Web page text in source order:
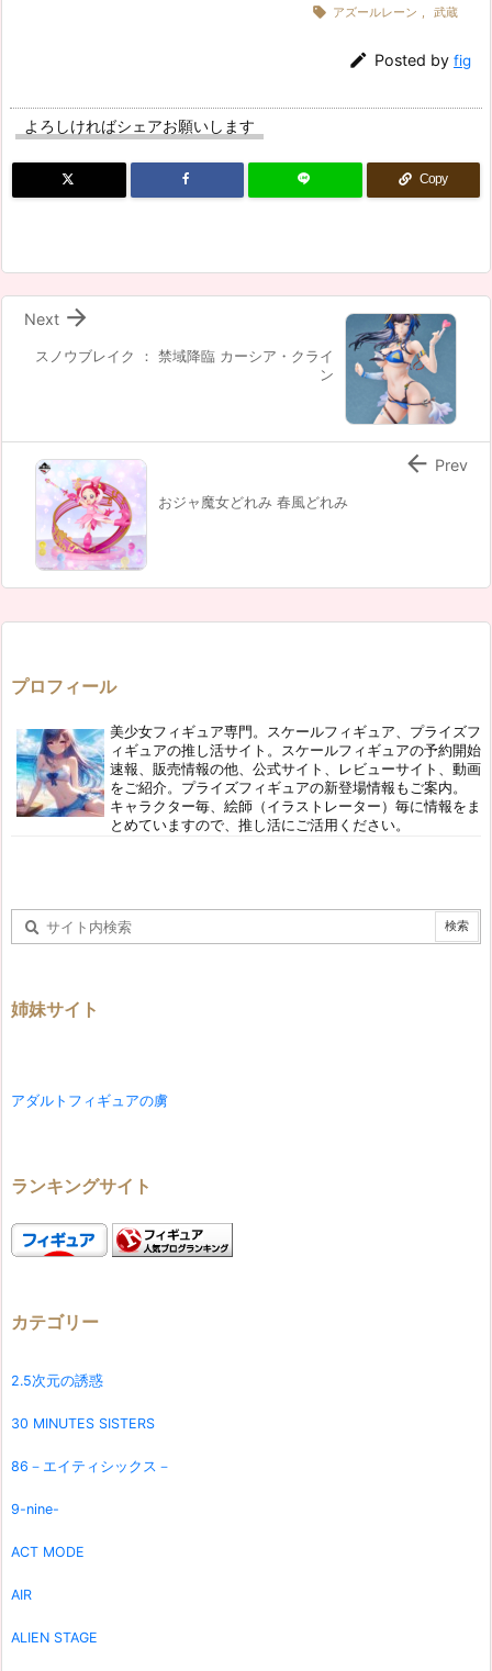
 アズールレーン , 武蔵
 Posted by fig
よろしければシェアお願いします
Copy
スノウブレイク ： 禁域降臨 カーシア・クライ
ン

Next
おジャ魔女どれみ 春風どれみ
 Prev
プロフィール
美少女フィギュア専門。スケールフィギュア、プライズフ
ィギュアの推し活サイト。スケールフィギュアの予約開始
速報、販売情報の他、公式サイト、レビューサイト、動画
をご紹介。プライズフィギュアの新登場情報もご案内。
キャラクター毎、絵師（イラストレーター）毎に情報をま
とめていますので、推し活にご活用ください。
姉妹サイト
アダルトフィギュアの虜
ランキングサイト
カテゴリー
2.5次元の誘惑
30 MINUTES SISTERS
86－エイティシックス－
9-nine-
ACT MODE
AIR
ALIEN STAGE